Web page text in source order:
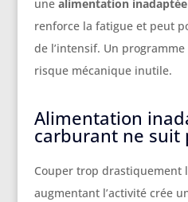
une alimentation inadaptée
renforce la fatigue et peut
de l’intensif. Un
risque mécanique inutile.
Alimentation
carburant ne suit
Couper trop drastiquement
augmentant l’activité crée